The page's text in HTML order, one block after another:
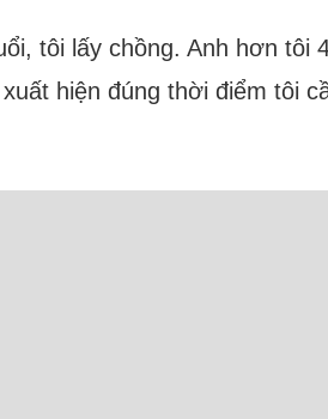
tôi lấy chồng. Anh hơn tôi
hiện đúng thời điểm tôi